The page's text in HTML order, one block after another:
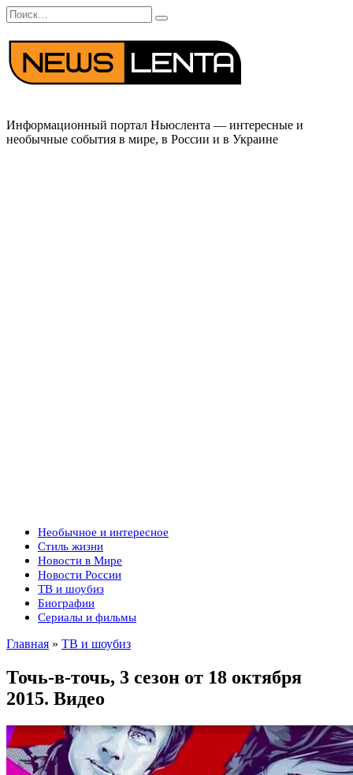
Перейти
к
содержанию
Search
for:
Информационный портал Ньюслента — интересные и
необычные события в мире, в России и в Украине
Необычное и интересное
Стиль жизни
Новости в Мире
Новости России
ТВ и шоубиз
Биографии
Сериалы и фильмы
Главная » ТВ и шоубиз
Точь-в-точь, 3 сезон от 18 октября
2015. Видео